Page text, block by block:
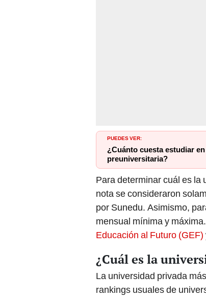
PUEDES VER:
¿Cuánto cuesta estudiar
preuniversitaria?
Para determinar cuál es la
nota se consideraron
por Sunedu. Asimismo,
mensual mínima y
Educación al Futuro (GEF)
¿Cuál es la
La universidad privada
rankings usuales de